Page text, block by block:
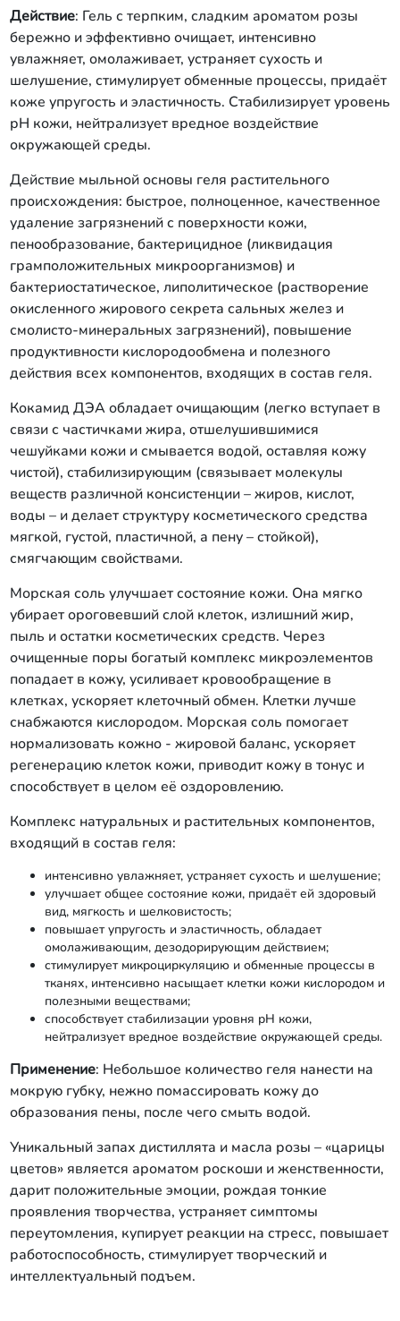
Действие: Гель с терпким, сладким ароматом розы
бережно и эффективно очищает, интенсивно
увлажняет, омолаживает, устраняет сухость и
шелушение, стимулирует обменные процессы, придаёт
коже упругость и эластичность. Стабилизирует уровень
рН кожи, нейтрализует вредное воздействие
окружающей среды.
Действие мыльной основы геля растительного
происхождения: быстрое, полноценное, качественное
удаление загрязнений с поверхности кожи,
пенообразование, бактерицидное (ликвидация
грамположительных микроорганизмов) и
бактериостатическое, липолитическое (растворение
окисленного жирового секрета сальных желез и
смолисто-минеральных загрязнений), повышение
продуктивности кислородообмена и полезного
действия всех компонентов, входящих в состав геля.
Кокамид ДЭА обладает очищающим (легко вступает в
связи с частичками жира, отшелушившимися
чешуйками кожи и смывается водой, оставляя кожу
чистой), стабилизирующим (связывает молекулы
веществ различной консистенции – жиров, кислот,
воды – и делает структуру косметического средства
мягкой, густой, пластичной, а пену – стойкой),
смягчающим свойствами.
Морская соль улучшает состояние кожи. Она мягко
убирает ороговевший слой клеток, излишний жир,
пыль и остатки косметических средств. Через
очищенные поры богатый комплекс микроэлементов
попадает в кожу, усиливает кровообращение в
клетках, ускоряет клеточный обмен. Клетки лучше
снабжаются кислородом. Морская соль помогает
нормализовать кожно - жировой баланс, ускоряет
регенерацию клеток кожи, приводит кожу в тонус и
способствует в целом её оздоровлению.
Комплекс натуральных и растительных компонентов,
входящий в состав геля:
интенсивно увлажняет, устраняет сухость и шелушение;
улучшает общее состояние кожи, придаёт ей здоровый
вид, мягкость и шелковистость;
повышает упругость и эластичность, обладает
омолаживающим, дезодорирующим действием;
стимулирует микроциркуляцию и обменные процессы в
тканях, интенсивно насыщает клетки кожи кислородом и
полезными веществами;
способствует стабилизации уровня рН кожи,
нейтрализует вредное воздействие окружающей среды.
Применение: Небольшое количество геля нанести на
мокрую губку, нежно помассировать кожу до
образования пены, после чего смыть водой.
Уникальный запах дистиллята и масла розы – «царицы
цветов» является ароматом роскоши и женственности,
дарит положительные эмоции, рождая тонкие
проявления творчества, устраняет симптомы
переутомления, купирует реакции на стресс, повышает
работоспособность, стимулирует творческий и
интеллектуальный подъем.